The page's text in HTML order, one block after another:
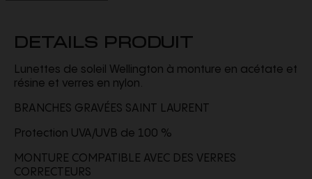
DETAILS PRODUIT
Lunettes de soleil Wellington à monture en acétate et
résine et verres en nylon.
BRANCHES GRAVÉES SAINT LAURENT
Protection UVA/UVB de 100 %
MONTURE COMPATIBLE AVEC DES VERRES
CORRECTEURS